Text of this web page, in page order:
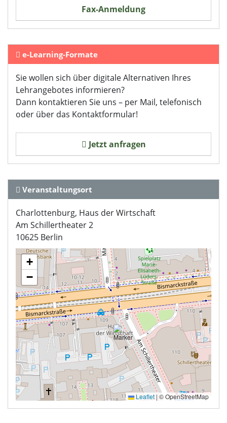
Fax-Anmeldung
e-Learning-Formate
Sie wollen sich über digitale Alternativen Ihres
Lehrangebotes informieren?
Dann kontaktieren Sie uns – per Mail, telefonisch
oder über das Kontaktformular!
Jetzt anfragen
Veranstaltungsort
Charlottenburg, Haus der Wirtschaft
Am Schillertheater 2
10625 Berlin
+
−
Leaflet |© OpenStreetMap